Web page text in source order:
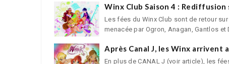
Winx Club Saison 4 : Rediffusion
Les fées du Winx Club sont de retour
menacée par Ogron, Anagan, Gantlos et
Après Canal J, les Winx arrivent
En plus de CANAL J (voir article), les